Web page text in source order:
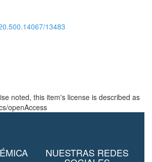
13483
noted, this item's license is described as
openAccess
NUESTRAS REDES